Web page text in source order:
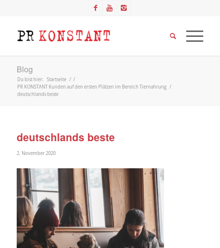
Blog
Du bist hier: Startseite / /
PR KONSTANT Kunden auf den ersten Plätzen im Bereich Tiernahrung /
deutschlands beste
deutschlands beste
2. November 2020